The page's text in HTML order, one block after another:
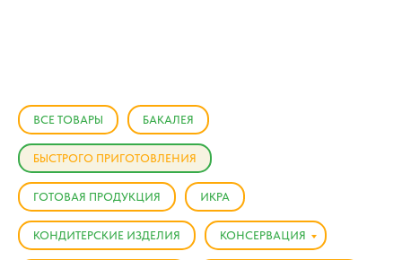
ВСЕ ТОВАРЫ БАКАЛЕЯ
БЫСТРОГО ПРИГОТОВЛЕНИЯ
ГОТОВАЯ ПРОДУКЦИЯ ИКРА
КОНДИТЕРСКИЕ ИЗДЕЛИЯ КОНСЕРВАЦИЯ